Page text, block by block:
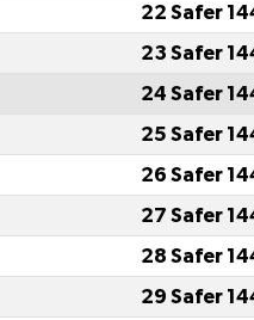
22 Safer
23 Safer
24 Safer
25 Safer
26 Safer
27 Safer
28 Safer
29 Safer